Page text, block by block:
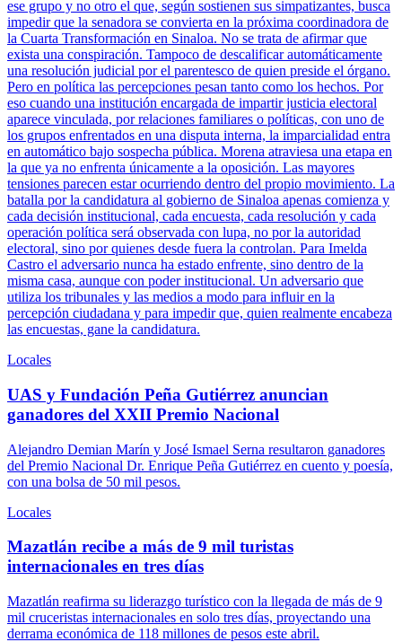
ese grupo y no otro el que, según sostienen sus simpatizantes, busca
impedir que la senadora se convierta en la próxima coordinadora de
la Cuarta Transformación en Sinaloa. No se trata de afirmar que
exista una conspiración. Tampoco de descalificar automáticamente
una resolución judicial por el parentesco de quien preside el órgano.
Pero en política las percepciones pesan tanto como los hechos. Por
eso cuando una institución encargada de impartir justicia electoral
aparece vinculada, por relaciones familiares o políticas, con uno de
los grupos enfrentados en una disputa interna, la imparcialidad entra
en automático bajo sospecha pública. Morena atraviesa una etapa en
la que ya no enfrenta únicamente a la oposición. Las mayores
tensiones parecen estar ocurriendo dentro del propio movimiento. La
batalla por la candidatura al gobierno de Sinaloa apenas comienza y
cada decisión institucional, cada encuesta, cada resolución y cada
operación política será observada con lupa, no por la autoridad
electoral, sino por quienes desde fuera la controlan. Para Imelda
Castro el adversario nunca ha estado enfrente, sino dentro de la
misma casa, aunque con poder institucional. Un adversario que
utiliza los tribunales y las medios a modo para influir en la
percepción ciudadana y para impedir que, quien realmente encabeza
las encuestas, gane la candidatura.
Locales
UAS y Fundación Peña Gutiérrez anuncian
ganadores del XXII Premio Nacional
Alejandro Demian Marín y José Ismael Serna resultaron ganadores
del Premio Nacional Dr. Enrique Peña Gutiérrez en cuento y poesía,
con una bolsa de 50 mil pesos.
Locales
Mazatlán recibe a más de 9 mil turistas
internacionales en tres días
Mazatlán reafirma su liderazgo turístico con la llegada de más de 9
mil cruceristas internacionales en solo tres días, proyectando una
derrama económica de 118 millones de pesos este abril.